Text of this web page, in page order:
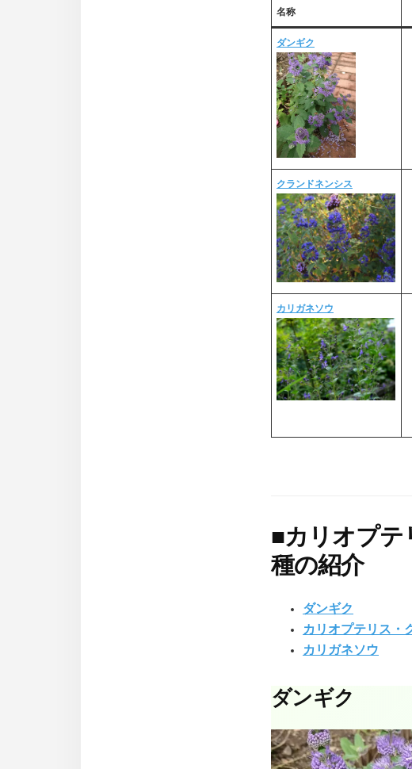
名称
ダンギク
クランドネンシス
カリガネソウ
■カリオプテ
種の紹介
ダンギク
カリオプテリス・
カリガネソウ
ダンギク